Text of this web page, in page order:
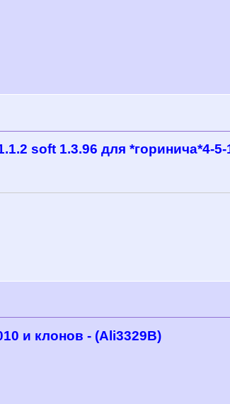
soft 1.3.96 для *горинича*4-5-
и клонов - (Ali3329B)